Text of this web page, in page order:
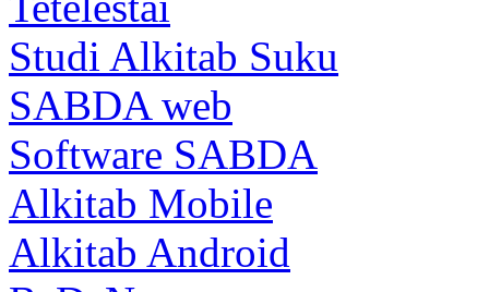
Studi Alkitab Suku
SABDA web
Software SABDA
Alkitab Mobile
Alkitab Android